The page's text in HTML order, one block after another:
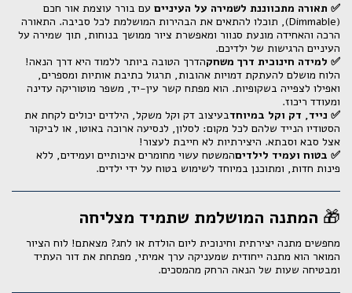
✅ תאורה מתכווננת לשמירה על העיניים עם בורר עוצמת אור חכם
(Dimmable), תוכלו להתאים את הבהירות המושלמת לכל סביבה. התאורה
הרכה והאחידה מונעת סנוור ומאפשרת ציור ממושך בנוחות, תוך שמירה על
העיניים הרגישות של ילדיכם.
✅ למידה חינוכית דרך משחקהדרך הטובה ביותר ללמוד היא דרך הנאה!
הלוח מושלם להעתקת דמויות אהובות, תרגול כתיבת אותיות ומספרים,
ואפילו לצפייה בשקופיות. הוא מפתח קשר עין-יד, משפר מוטוריקה עדינה
ומעודד ריכוז.
✅ נייד, דק וקל במיוחדבעיצוב דק וקל משקל, הילדים יכולים לקחת את
הסטודיו הנייד שלהם לכל מקום: לסלון, לנסיעה ארוכה באוטו, או לביקור
אצל סבא וסבתא. היצירתיות לא חייבת לעצור!
✅ בטוח ועמיד לילדיםהמשטח עשוי מחומרים איכותיים ועמידים, ללא
פינות חדות, ומתוכנן במיוחד לשימוש בטוח על ידי ילדים.
🎁 המתנה המושלמת שתמיד מצליחה
מחפשים מתנה יצירתית וחינוכית ליום הולדת או לחג? מצאתם! לוח הציור
המואר הוא מתנה ייחודית שמעניקה ערך אמיתי, מפתחת את דור העתיד
ומבטיחה שעות של הנאה הרחק מהמסכים.